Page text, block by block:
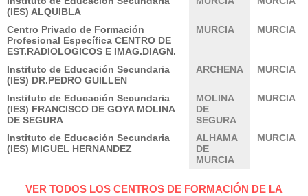
(IES) ALQUIBLA
Centro Privado de Formación
Profesional Específica CENTRO DE
EST.RADIOLOGICOS E IMAG.DIAGN.
MURCIA MURCIA
Instituto de Educación Secundaria
(IES) DR.PEDRO GUILLEN
ARCHENA MURCIA
Instituto de Educación Secundaria
(IES) FRANCISCO DE GOYA MOLINA
DE SEGURA
MOLINA
DE
SEGURA
MURCIA
Instituto de Educación Secundaria
(IES) MIGUEL HERNANDEZ
ALHAMA
DE
MURCIA
MURCIA
VER TODOS LOS CENTROS DE FORMACIÓN DE LA